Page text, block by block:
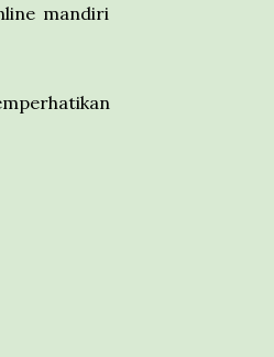
mandiri